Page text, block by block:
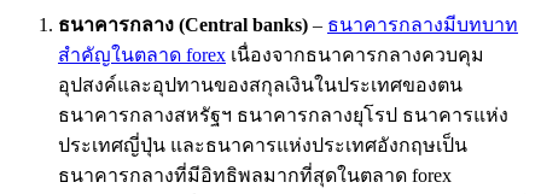
ธนาคารกลาง (Central banks) – ธนาคารกลางมีบทบาท
สำคัญในตลาด forex เนื่องจากธนาคารกลางควบคุม
อุปสงค์และอุปทานของสกุลเงินในประเทศของตน
ธนาคารกลางสหรัฐฯ ธนาคารกลางยุโรป ธนาคารแห่ง
ประเทศญี่ปุ่น และธนาคารแห่งประเทศอังกฤษเป็น
ธนาคารกลางที่มีอิทธิพลมากที่สุดในตลาด forex